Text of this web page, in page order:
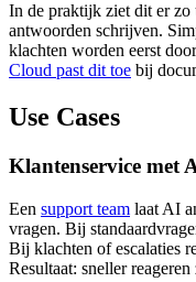
In de praktijk ziet dit er zo
antwoorden schrijven.
klachten worden eerst
Cloud past dit toe bij
Use Cases
Klantenservice met
Een support team laat AI
vragen. Bij
Bij klachten of escalaties
Resultaat: sneller